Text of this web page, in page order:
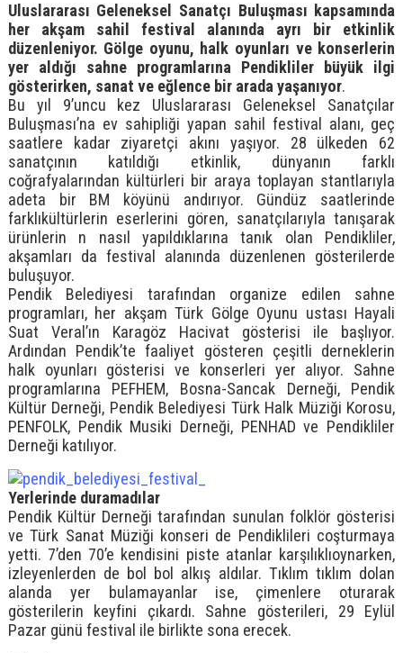
Uluslararası Geleneksel Sanatçı Buluşması kapsamında
her akşam sahil festival alanında ayrı bir etkinlik
düzenleniyor. Gölge oyunu, halk oyunları ve konserlerin
yer aldığı sahne programlarına Pendikliler büyük ilgi
gösterirken, sanat ve eğlence bir arada yaşanıyor.
Bu yıl 9’uncu kez Uluslararası Geleneksel Sanatçılar
Buluşması’na ev sahipliği yapan sahil festival alanı, geç
saatlere kadar ziyaretçi akını yaşıyor. 28 ülkeden 62
sanatçının katıldığı etkinlik, dünyanın farklı
coğrafyalarından kültürleri bir araya toplayan stantlarıyla
adeta bir BM köyünü andırıyor. Gündüz saatlerinde
farklıkültürlerin eserlerini gören, sanatçılarıyla tanışarak
ürünlerin n nasıl yapıldıklarına tanık olan Pendikliler,
akşamları da festival alanında düzenlenen gösterilerde
buluşuyor.
Pendik Belediyesi tarafından organize edilen sahne
programları, her akşam Türk Gölge Oyunu ustası Hayali
Suat Veral’ın Karagöz Hacivat gösterisi ile başlıyor.
Ardından Pendik’te faaliyet gösteren çeşitli derneklerin
halk oyunları gösterisi ve konserleri yer alıyor. Sahne
programlarına PEFHEM, Bosna-Sancak Derneği, Pendik
Kültür Derneği, Pendik Belediyesi Türk Halk Müziği Korosu,
PENFOLK, Pendik Musiki Derneği, PENHAD ve Pendikliler
Derneği katılıyor.
Yerlerinde duramadılar
Pendik Kültür Derneği tarafından sunulan folklör gösterisi
ve Türk Sanat Müziği konseri de Pendiklileri coşturmaya
yetti. 7’den 70’e kendisini piste atanlar karşılıklıoynarken,
izleyenlerden de bol bol alkış aldılar. Tıklım tıklım dolan
alanda yer bulamayanlar ise, çimenlere oturarak
gösterilerin keyfini çıkardı. Sahne gösterileri, 29 Eylül
Pazar günü festival ile birlikte sona erecek.